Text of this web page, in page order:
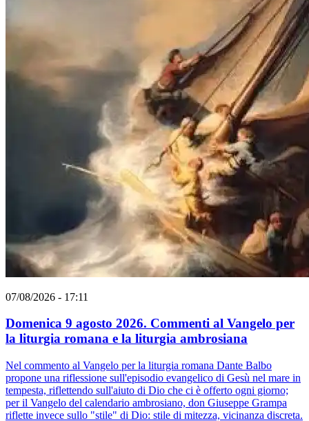
07/08/2026 - 17:11
Domenica 9 agosto 2026. Commenti al Vangelo per
la liturgia romana e la liturgia ambrosiana
Nel commento al Vangelo per la liturgia romana Dante Balbo
propone una riflessione sull'episodio evangelico di Gesù nel mare in
tempesta, riflettendo sull'aiuto di Dio che ci è offerto ogni giorno;
per il Vangelo del calendario ambrosiano, don Giuseppe Grampa
riflette invece sullo "stile" di Dio: stile di mitezza, vicinanza discreta.